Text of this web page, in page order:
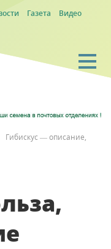
Газета
Видео
Гибискус — описание,